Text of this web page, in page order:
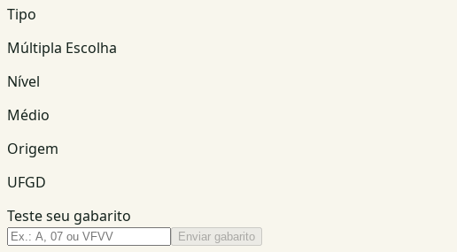
Tipo
Múltipla Escolha
Nível
Médio
Origem
UFGD
Teste seu gabarito
Enviar gabarito